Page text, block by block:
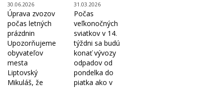
30.06.2026
Úprava zvozov
počas letných
prázdnin
Upozorňujeme
obyvateľov
mesta
Liptovský
Mikuláš, že
31.03.2026
Počas
veľkonočných
sviatkov v 14.
týždni sa budú
konať vývozy
odpadov od
pondelka do
piatka ako v